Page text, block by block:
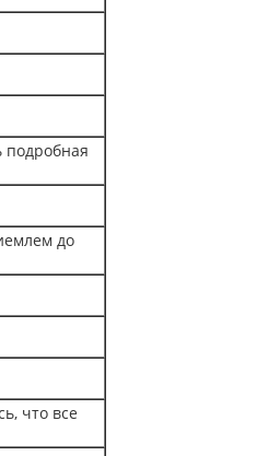
подробная
до
что все